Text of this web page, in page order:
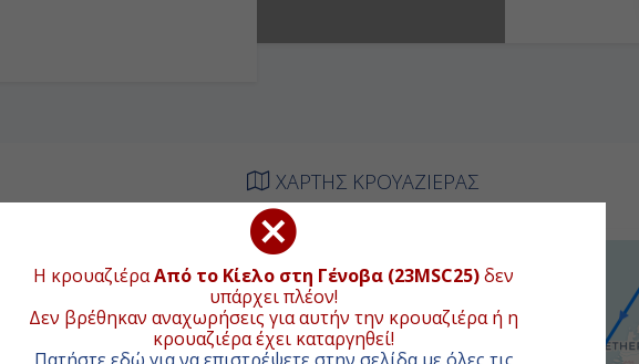
Η κρουαζιέραΑπό το Κίελο στη Γένοβα (23MSC25)δεν
υπάρχει πλέον!
Δεν βρέθηκαν αναχωρήσεις για αυτήν την κρουαζιέρα ή η
κρουαζιέρα έχει καταργηθεί!
ΧΑΡΤΗΣ ΚΡΟΥΑΖΙΕΡΑΣ
+
−